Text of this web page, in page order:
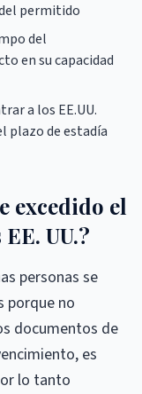
permitido
del
en su capacidad
a los EE.UU.
plazo de estadía
excedido el
UU.?
personas se
porque no
documentos de
es
lo tanto